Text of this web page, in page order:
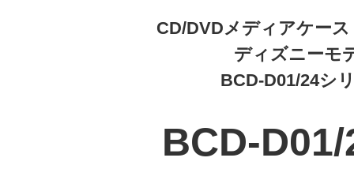
CD/DVDメディアケ
ディズニーモ
BCD-D01/24シ
BCD-